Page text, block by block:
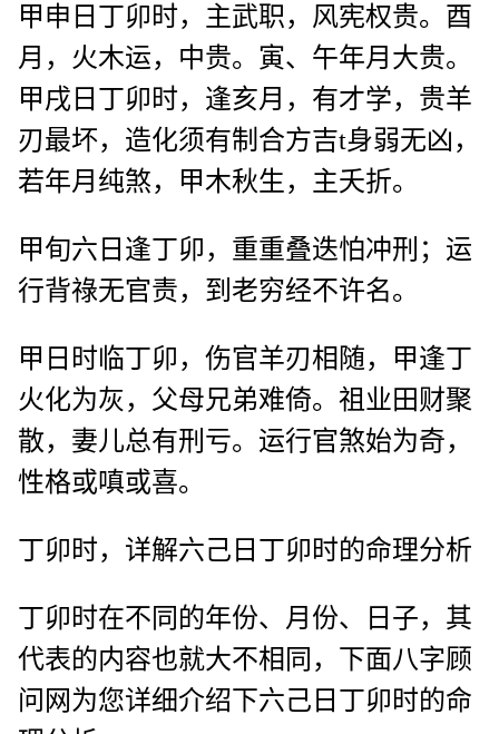
甲申日丁卯时，主武职，风宪权贵。酉
月，火木运，中贵。寅、午年月大贵。
甲戌日丁卯时，逢亥月，有才学，贵羊
刃最坏，造化须有制合方吉t身弱无凶，
若年月纯煞，甲木秋生，主夭折。
甲旬六日逢丁卯，重重叠迭怕冲刑；运
行背祿无官责，到老穷经不许名。
甲日时临丁卯，伤官羊刃相随，甲逢丁
火化为灰，父母兄弟难倚。祖业田财聚
散，妻儿总有刑亏。运行官煞始为奇，
性格或嗔或喜。
丁卯时，详解六己日丁卯时的命理分析
丁卯时在不同的年份、月份、日子，其
代表的内容也就大不相同，下面八字顾
问网为您详细介绍下六己日丁卯时的命